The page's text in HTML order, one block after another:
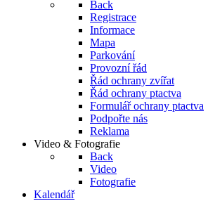
Back
Registrace
Informace
Mapa
Parkování
Provozní řád
Řád ochrany zvířat
Řád ochrany ptactva
Formulář ochrany ptactva
Podpořte nás
Reklama
Video & Fotografie
Back
Video
Fotografie
Kalendář